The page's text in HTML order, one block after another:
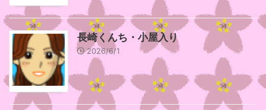
長崎くんち・小屋入り
2026/6/1